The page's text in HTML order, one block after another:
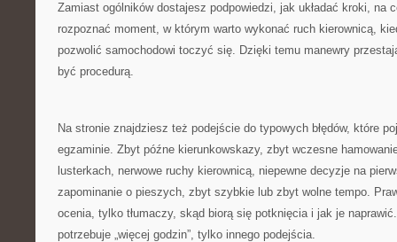
Zamiast ogólników dostajesz podpowiedzi, jak układać kroki, na
rozpoznać moment, w którym warto wykonać ruch kierownicą,
pozwolić samochodowi toczyć się. Dzięki temu manewry
być procedurą.
Na stronie znajdziesz też podejście do typowych błędów, które
egzaminie. Zbyt późne kierunkowskazy, zbyt wczesne
lusterkach, nerwowe ruchy kierownicą, niepewne decyzje na
zapominanie o pieszych, zbyt szybkie lub zbyt wolne tempo.
ocenia, tylko tłumaczy, skąd biorą się potknięcia i jak je
potrzebuje „więcej godzin”, tylko innego podejścia.